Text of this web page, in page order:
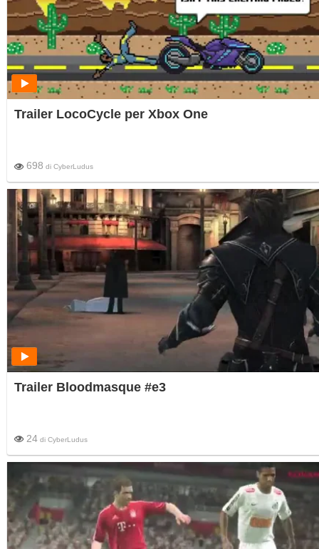
Trailer LocoCycle per Xbox One
698 di CyberLudus
Trailer Bloodmasque #e3
24 di CyberLudus